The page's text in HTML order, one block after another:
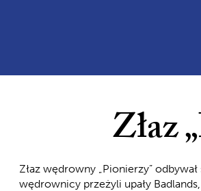
Złaz
Złaz wędrowny „Pionierzy”
wędrownicy przeżyli upały